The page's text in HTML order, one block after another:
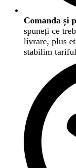
Comanda și
spuneți ce
livrare, plus
stabilim